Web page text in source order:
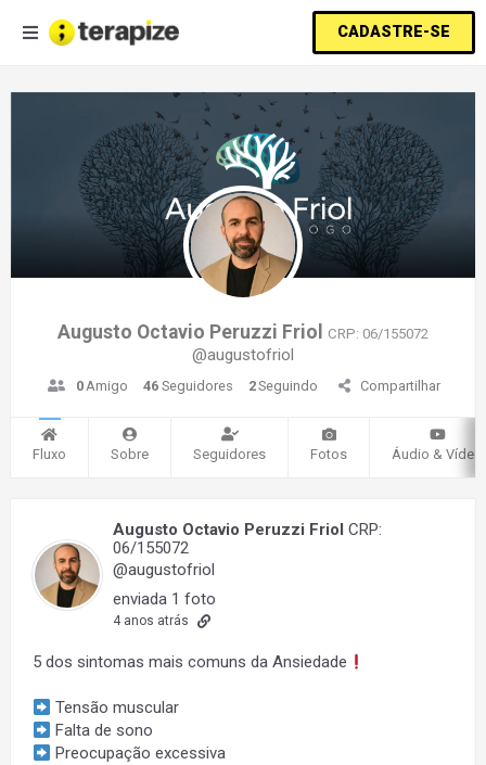
CADASTRE-SE
Augusto Octavio Peruzzi Friol CRP: 06/155072
@augustofriol
0Amigo 46 Seguidores 2Seguindo Compartilhar
Fluxo Sobre Seguidores Fotos Áudio & Vídeo
Augusto Octavio Peruzzi Friol CRP:
06/155072
@augustofriol
enviada 1 foto
4 anos atrás
5 dos sintomas mais comuns da Ansiedade
Tensão muscular
Falta de sono
Preocupação excessiva